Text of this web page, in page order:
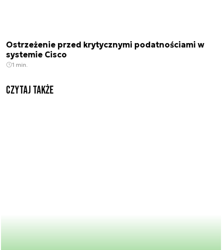
Ostrzeżenie przed krytycznymi podatnościami w
systemie Cisco
1 min.
Czytaj także